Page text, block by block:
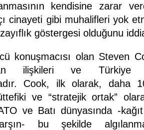
kendisine zarar
cinayeti gibi muhalifleri yok
göstergesi olduğunu
konuşmacısı olan Steven
ilişkileri ve Türkiye
Cook, ilk olarak, daha
ve “stratejik ortak”
ve Batı dünyasında -
bu şekilde